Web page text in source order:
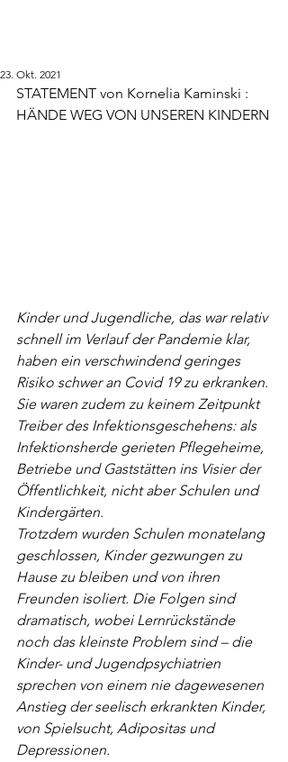
23. Okt. 2021
STATEMENT von Kornelia Kaminski :
HÄNDE WEG VON UNSEREN KINDERN
Kinder und Jugendliche, das war relativ
schnell im Verlauf der Pandemie klar,
haben ein verschwindend geringes
Risiko schwer an Covid 19 zu erkranken.
Sie waren zudem zu keinem Zeitpunkt
Treiber des Infektionsgeschehens: als
Infektionsherde gerieten Pflegeheime,
Betriebe und Gaststätten ins Visier der
Öffentlichkeit, nicht aber Schulen und
Kindergärten.
Trotzdem wurden Schulen monatelang
geschlossen, Kinder gezwungen zu
Hause zu bleiben und von ihren
Freunden isoliert. Die Folgen sind
dramatisch, wobei Lernrückstände
noch das kleinste Problem sind – die
Kinder- und Jugendpsychiatrien
sprechen von einem nie dagewesenen
Anstieg der seelisch erkrankten Kinder,
von Spielsucht, Adipositas und
Depressionen.